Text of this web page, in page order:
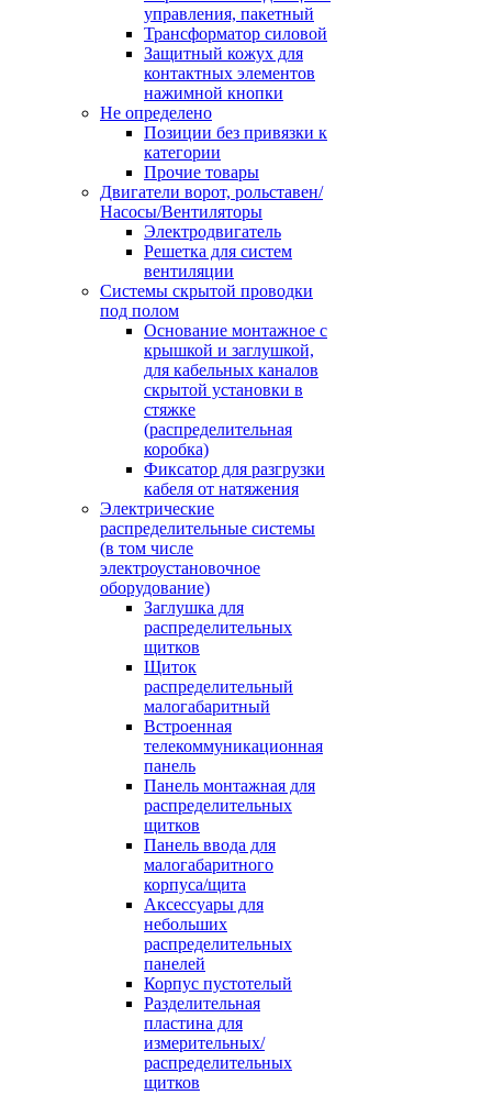
управления, пакетный
Трансформатор силовой
Защитный кожух для
контактных элементов
нажимной кнопки
Не определено
Позиции без привязки к
категории
Прочие товары
Двигатели ворот, рольставен/
Насосы/Вентиляторы
Электродвигатель
Решетка для систем
вентиляции
Системы скрытой проводки
под полом
Основание монтажное с
крышкой и заглушкой,
для кабельных каналов
скрытой установки в
стяжке
(распределительная
коробка)
Фиксатор для разгрузки
кабеля от натяжения
Электрические
распределительные системы
(в том числе
электроустановочное
оборудование)
Заглушка для
распределительных
щитков
Щиток
распределительный
малогабаритный
Встроенная
телекоммуникационная
панель
Панель монтажная для
распределительных
щитков
Панель ввода для
малогабаритного
корпуса/щита
Аксессуары для
небольших
распределительных
панелей
Корпус пустотелый
Разделительная
пластина для
измерительных/
распределительных
щитков